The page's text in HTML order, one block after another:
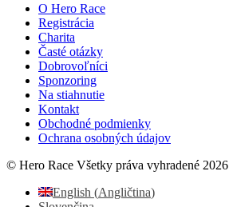
O Hero Race
Registrácia
Charita
Časté otázky
Dobrovoľníci
Sponzoring
Na stiahnutie
Kontakt
Obchodné podmienky
Ochrana osobných údajov
© Hero Race Všetky práva vyhradené 2026
English (Angličtina)